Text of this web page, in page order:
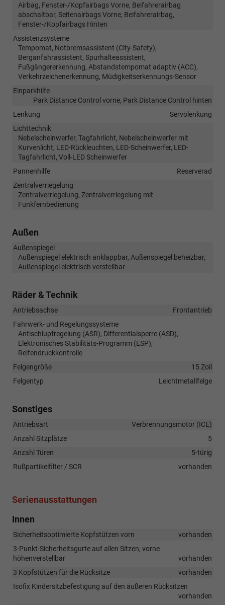
Airbag, Fenster-/Kopfairbags Vorne, Beifahrerairbag
abschaltbar, Seitenairbags Vorne, Beifahrerairbag,
Fenster-/Kopfairbags Hinten
Assistenzsysteme
Tempomat, Notbremsassistent (City-Safety),
Berganfahrassistent, Spurhalteassistent,
Fußgängererkennung, Abstandstempomat adaptiv (ACC),
Verkehrzeichenerkennung, Müdigkeitserkennungs-Sensor
Einparkhilfe
Park Distance Control vorne, Park Distance Control hinten
Lenkung
Servolenkung
Lichttechnik
Nebelscheinwerfer, Tagfahrlicht, Nebelscheinwerfer mit
Kurvenlicht, LED-Rückleuchten, LED-Scheinwerfer, LED-
Tagfahrlicht, Voll-LED Scheinwerfer
Pannenhilfe
Reserverad
Zentralverriegelung
Zentralverriegelung, Zentralverriegelung mit
Funkfernbedienung
Außen
Außenspiegel
Außenspiegel elektrisch anklappbar, Außenspiegel beheizbar,
Außenspiegel elektrisch verstellbar
Räder & Technik
Antriebsachse
Frontantrieb
Fahrwerk- und Regelungssysteme
Antischlupfregelung (ASR), Differentialsperre (ASD),
Elektronisches Stabilitäts-Programm (ESP),
Reifendruckkontrolle
Felgengröße
15 Zoll
Felgentyp
Leichtmetallfelge
Sonstiges
Antriebsart
Verbrennungsmotor (ICE)
Anzahl Sitzplätze
5
Anzahl Türen
5-türig
Rußpartikelfilter / SCR
vorhanden
Serienausstattungen
Innen
Sicherheitsoptimierte Kopfstützen vorn
vorhanden
3-Punkt-Sicherheitsgurte auf allen Sitzen, vorne
höhenverstellbar
vorhanden
3 Kopfstützen für die Rücksitze
vorhanden
Isofix Kindersitzbefestigung auf den äußeren Rücksitzen
vorhanden